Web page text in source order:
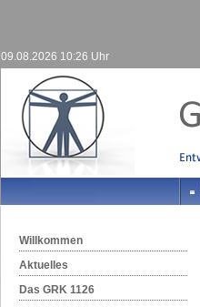
09.08.2026 10:26 Uhr
Willkommen
Aktuelles
Das GRK 1126